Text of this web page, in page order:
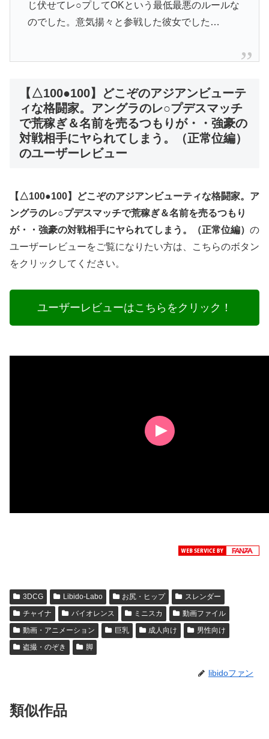
じ伏せてレ○プしてOKという最低最悪のルールな
のでした。意気揚々と参戦した彼女でした…
【△100●100】どこぞのアジアンビューテ
ィな格闘家。アングラのレ○プデスマッチ
で荒稼ぎ＆名前を売るつもりが・・強豪の
対戦相手にヤられてしまう。（正常位編）
のユーザーレビュー
【△100●100】どこぞのアジアンビューティな格闘家。ア
ングラのレ○プデスマッチで荒稼ぎ＆名前を売るつもり
が・・強豪の対戦相手にヤられてしまう。（正常位編） の
ユーザーレビューをご覧になりたい方は、こちらのボタン
をクリックしてください。
ユーザーレビューはこちらをクリック！
3DCG Libido-Labo お尻・ヒップ
スレンダー
チャイナ
バイオレンス ミニスカ
動画ファイル
動画・アニメーション
巨乳 成人向け
男性向け
盗撮・のぞき
脚
libidoファン
類似作品